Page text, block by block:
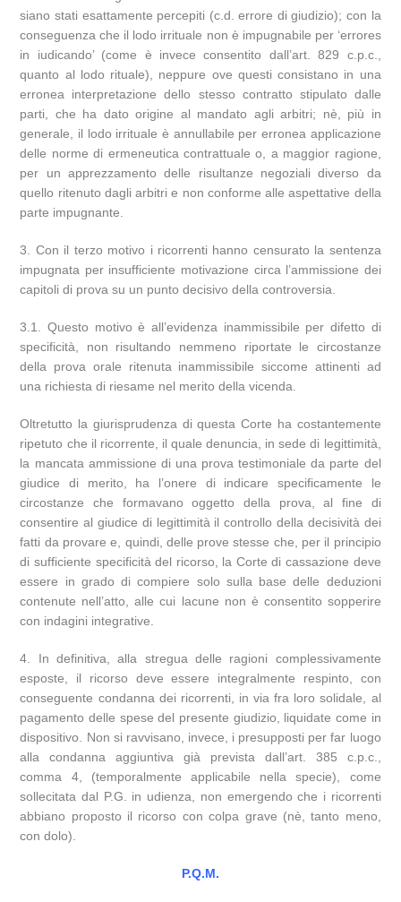
siano stati esattamente percepiti (c.d. errore di giudizio); con la
conseguenza che il lodo irrituale non è impugnabile per ‘errores
in iudicando’ (come è invece consentito dall’art. 829 c.p.c.,
quanto al lodo rituale), neppure ove questi consistano in una
erronea interpretazione dello stesso contratto stipulato dalle
parti, che ha dato origine al mandato agli arbitri; nè, più in
generale, il lodo irrituale è annullabile per erronea applicazione
delle norme di ermeneutica contrattuale o, a maggior ragione,
per un apprezzamento delle risultanze negoziali diverso da
quello ritenuto dagli arbitri e non conforme alle aspettative della
parte impugnante.
3. Con il terzo motivo i ricorrenti hanno censurato la sentenza
impugnata per insufficiente motivazione circa l’ammissione dei
capitoli di prova su un punto decisivo della controversia.
3.1. Questo motivo è all’evidenza inammissibile per difetto di
specificità, non risultando nemmeno riportate le circostanze
della prova orale ritenuta inammissibile siccome attinenti ad
una richiesta di riesame nel merito della vicenda.
Oltretutto la giurisprudenza di questa Corte ha costantemente
ripetuto che il ricorrente, il quale denuncia, in sede di legittimità,
la mancata ammissione di una prova testimoniale da parte del
giudice di merito, ha l’onere di indicare specificamente le
circostanze che formavano oggetto della prova, al fine di
consentire al giudice di legittimità il controllo della decisività dei
fatti da provare e, quindi, delle prove stesse che, per il principio
di sufficiente specificità del ricorso, la Corte di cassazione deve
essere in grado di compiere solo sulla base delle deduzioni
contenute nell’atto, alle cui lacune non è consentito sopperire
con indagini integrative.
4. In definitiva, alla stregua delle ragioni complessivamente
esposte, il ricorso deve essere integralmente respinto, con
conseguente condanna dei ricorrenti, in via fra loro solidale, al
pagamento delle spese del presente giudizio, liquidate come in
dispositivo. Non si ravvisano, invece, i presupposti per far luogo
alla condanna aggiuntiva già prevista dall’art. 385 c.p.c.,
comma 4, (temporalmente applicabile nella specie), come
sollecitata dal P.G. in udienza, non emergendo che i ricorrenti
abbiano proposto il ricorso con colpa grave (nè, tanto meno,
con dolo).
P.Q.M.